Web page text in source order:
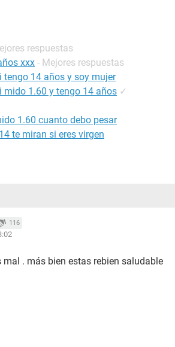
respuestas
xxx - Mejores respuestas
tengo 14 años y soy mujer
mido 1.60 y tengo 14 años ✓
1.60 cuanto debo pesar
te miran si eres virgen
116
mal . más bien estas rebien saludable